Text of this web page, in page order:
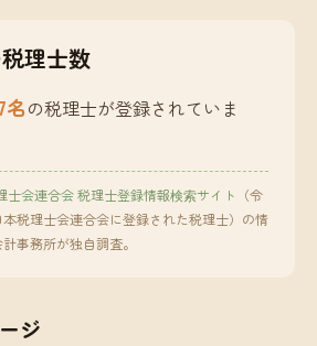
理士数
名の税理士が登録されていま
士会連合会 税理士登録情報検索サイト （令
税理士会連合会に登録された税理士）の情
事務所が独自調査。
ジ